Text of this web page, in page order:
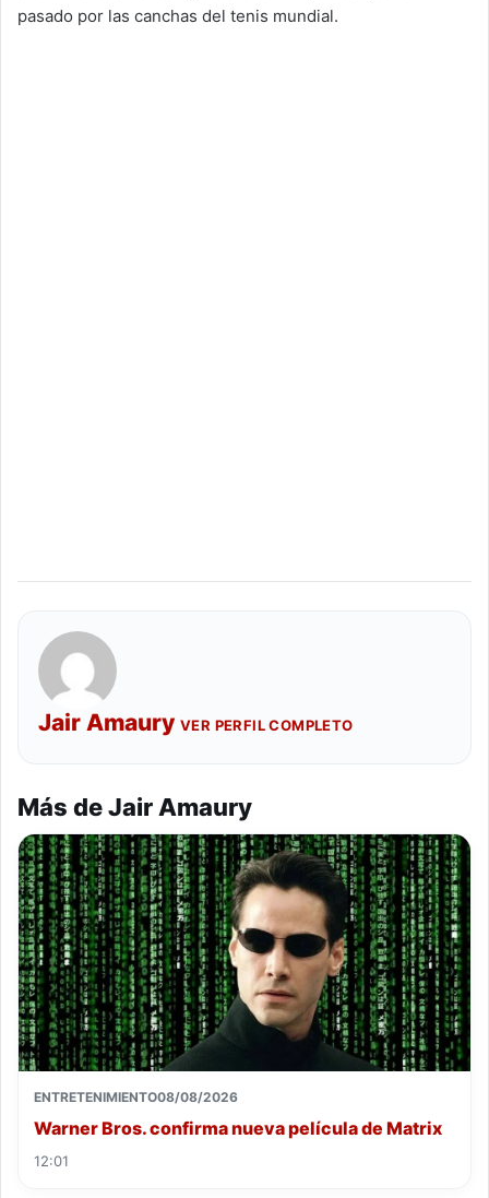
pasado por las canchas del tenis mundial.
Jair Amaury VER PERFIL COMPLETO
Más de Jair Amaury
ENTRETENIMIENTO08/08/2026
Warner Bros. confirma nueva película de Matrix
12:01